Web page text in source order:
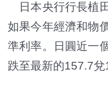
日本央行行長植
如果今年經濟和物
準利率。日圓近一
跌至最新的157.7兌